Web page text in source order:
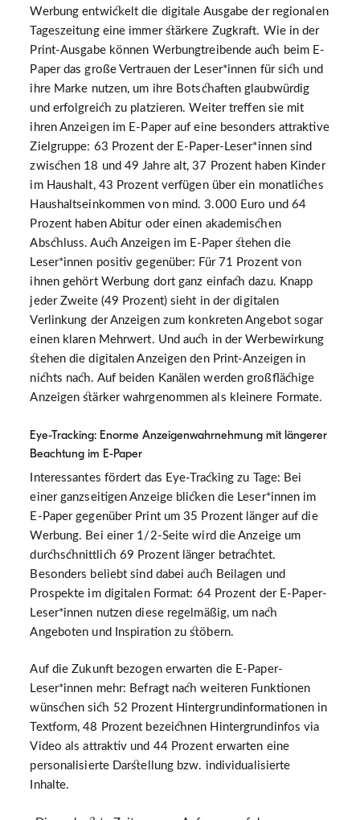
Werbung entwickelt die digitale Ausgabe der regionalen
Tageszeitung eine immer stärkere Zugkraft. Wie in der
Print-Ausgabe können Werbungtreibende auch beim E-
Paper das große Vertrauen der Leser*innen für sich und
ihre Marke nutzen, um ihre Botschaften glaubwürdig
und erfolgreich zu platzieren. Weiter treffen sie mit
ihren Anzeigen im E-Paper auf eine besonders attraktive
Zielgruppe: 63 Prozent der E-Paper-Leser*innen sind
zwischen 18 und 49 Jahre alt, 37 Prozent haben Kinder
im Haushalt, 43 Prozent verfügen über ein monatliches
Haushaltseinkommen von mind. 3.000 Euro und 64
Prozent haben Abitur oder einen akademischen
Abschluss. Auch Anzeigen im E-Paper stehen die
Leser*innen positiv gegenüber: Für 71 Prozent von
ihnen gehört Werbung dort ganz einfach dazu. Knapp
jeder Zweite (49 Prozent) sieht in der digitalen
Verlinkung der Anzeigen zum konkreten Angebot sogar
einen klaren Mehrwert. Und auch in der Werbewirkung
stehen die digitalen Anzeigen den Print-Anzeigen in
nichts nach. Auf beiden Kanälen werden großflächige
Anzeigen stärker wahrgenommen als kleinere Formate.
Eye-Tracking: Enorme Anzeigenwahrnehmung mit längerer
Beachtung im E-Paper
Interessantes fördert das Eye-Tracking zu Tage: Bei
einer ganzseitigen Anzeige blicken die Leser*innen im
E-Paper gegenüber Print um 35 Prozent länger auf die
Werbung. Bei einer 1/2-Seite wird die Anzeige um
durchschnittlich 69 Prozent länger betrachtet.
Besonders beliebt sind dabei auch Beilagen und
Prospekte im digitalen Format: 64 Prozent der E-Paper-
Leser*innen nutzen diese regelmäßig, um nach
Angeboten und Inspiration zu stöbern.
Auf die Zukunft bezogen erwarten die E-Paper-
Leser*innen mehr: Befragt nach weiteren Funktionen
wünschen sich 52 Prozent Hintergrundinformationen in
Textform, 48 Prozent bezeichnen Hintergrundinfos via
Video als attraktiv und 44 Prozent erwarten eine
personalisierte Darstellung bzw. individualisierte
Inhalte.